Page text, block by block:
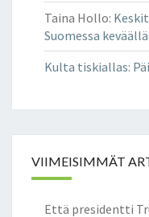
Taina Hollo:
Suomessa
Kulta tiskiallas:
VIIMEISIMMÄT
Että presidentti